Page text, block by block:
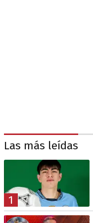
Las más leídas
1